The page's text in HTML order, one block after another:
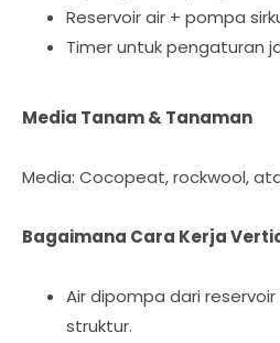
Reservoir air + pompa
Timer untuk pengaturan
Media Tanam & Tanaman
Media: Cocopeat, rockwool,
Bagaimana Cara Kerja
Air dipompa dari
struktur.